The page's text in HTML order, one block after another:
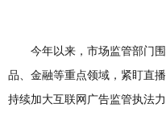
今年以来，市场监管部门围
品、金融等重点领域，紧盯直
持续加大互联网广告监管执法